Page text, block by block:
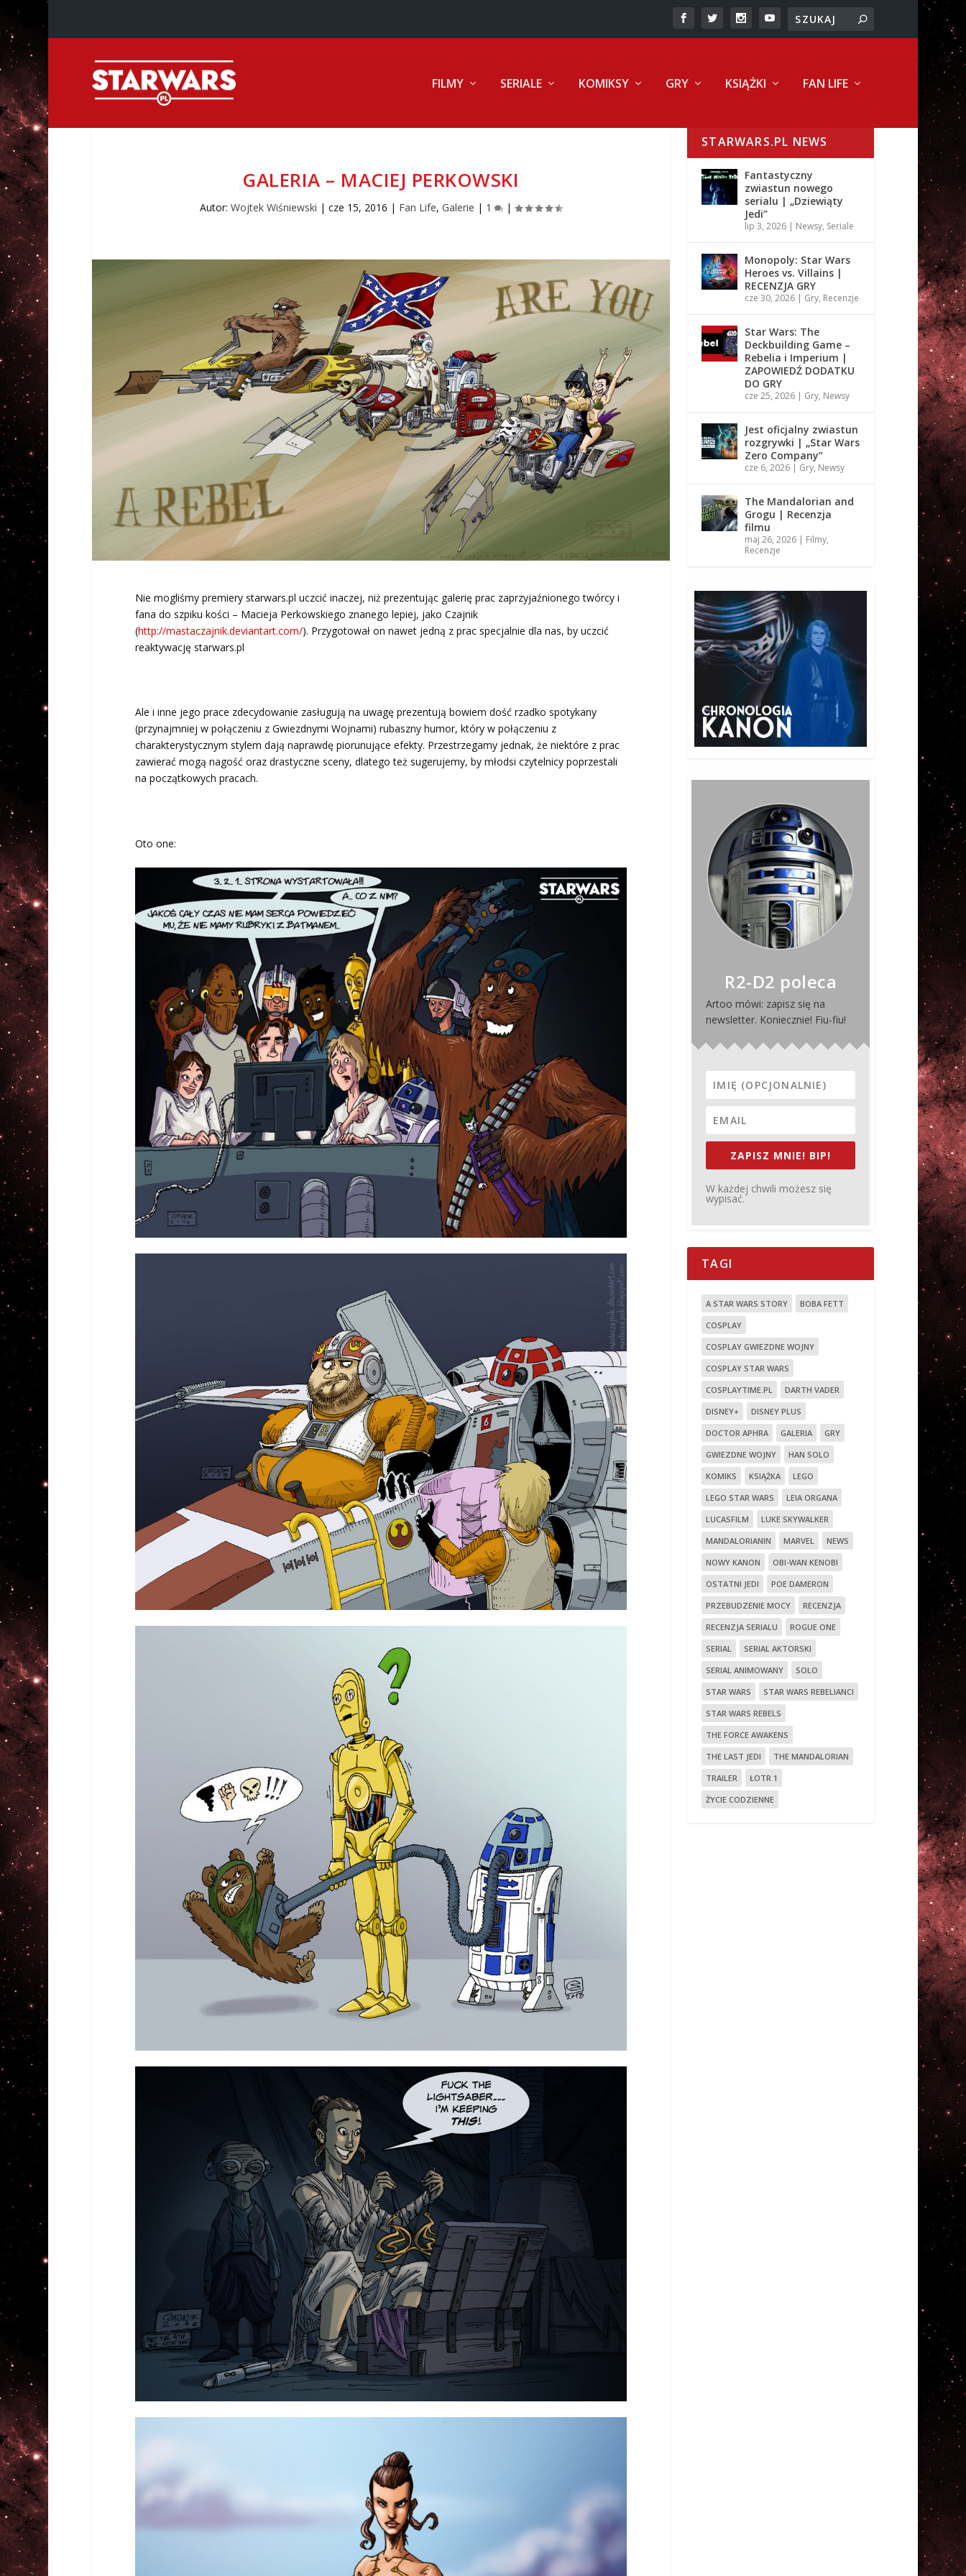
FILMY SERIALE KOMIKSY GRY KSIĄŻKI FAN LIFE
GALERIA – MACIEJ PERKOWSKI
Autor: Wojtek Wiśniewski | cze 15, 2016 | Fan Life, Galerie | 1 |
Nie mogliśmy premiery starwars.pl uczcić inaczej, niż prezentując galerię prac zaprzyjaźnionego twórcy i
fana do szpiku kości – Macieja Perkowskiego znanego lepiej, jako Czajnik
(http://mastaczajnik.deviantart.com/). Przygotował on nawet jedną z prac specjalnie dla nas, by uczcić
reaktywację starwars.pl
Ale i inne jego prace zdecydowanie zasługują na uwagę prezentują bowiem dość rzadko spotykany
(przynajmniej w połączeniu z Gwiezdnymi Wojnami) rubaszny humor, który w połączeniu z
charakterystycznym stylem dają naprawdę piorunujące efekty. Przestrzegamy jednak, że niektóre z prac
zawierać mogą nagość oraz drastyczne sceny, dlatego też sugerujemy, by młodsi czytelnicy poprzestali
na początkowych pracach.
Oto one:
STARWARS.PL NEWS
Fantastyczny
zwiastun nowego
serialu | „Dziewiąty
Jedi”
lip 3, 2026 | Newsy, Seriale
Monopoly: Star Wars
Heroes vs. Villains |
RECENZJA GRY
cze 30, 2026 | Gry, Recenzje
Star Wars: The
Deckbuilding Game –
Rebelia i Imperium |
ZAPOWIEDŹ DODATKU
DO GRY
cze 25, 2026 | Gry, Newsy
Jest oficjalny zwiastun
rozgrywki | „Star Wars
Zero Company”
cze 6, 2026 | Gry, Newsy
The Mandalorian and
Grogu | Recenzja
filmu
maj 26, 2026 | Filmy,
Recenzje
R2-D2 poleca
Artoo mówi: zapisz się na
newsletter. Koniecznie! Fiu-fiu!
ZAPISZ MNIE! BIP!
W każdej chwili możesz się
wypisać.
TAGI
A STAR WARS STORY
BOBA FETT
COSPLAY
COSPLAY GWIEZDNE WOJNY
COSPLAY STAR WARS
COSPLAYTIME.PL
DARTH VADER
DISNEY+
DISNEY PLUS
DOCTOR APHRA
GALERIA
GRY
GWIEZDNE WOJNY
HAN SOLO
KOMIKS
KSIĄŻKA
LEGO
LEGO STAR WARS
LEIA ORGANA
LUCASFILM
LUKE SKYWALKER
MANDALORIANIN
MARVEL
NEWS
NOWY KANON
OBI-WAN KENOBI
OSTATNI JEDI
POE DAMERON
PRZEBUDZENIE MOCY
RECENZJA
RECENZJA SERIALU
ROGUE ONE
SERIAL
SERIAL AKTORSKI
SERIAL ANIMOWANY
SOLO
STAR WARS
STAR WARS REBELIANCI
STAR WARS REBELS
THE FORCE AWAKENS
THE LAST JEDI
THE MANDALORIAN
TRAILER
ŁOTR 1
ŻYCIE CODZIENNE